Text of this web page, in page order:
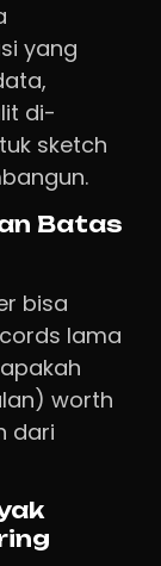
yang
di-
sketch
Batas
bisa
lama
worth
dari